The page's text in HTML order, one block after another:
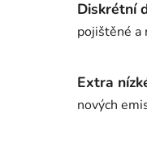
Diskrétní
pojištěné a
Extra
nových